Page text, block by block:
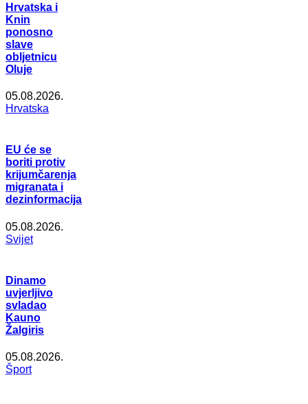
Hrvatska i
Knin
ponosno
slave
obljetnicu
Oluje
05.08.2026.
Hrvatska
EU će se
boriti protiv
krijumčarenja
migranata i
dezinformacija
05.08.2026.
Svijet
Dinamo
uvjerljivo
svladao
Kauno
Žalgiris
05.08.2026.
Šport